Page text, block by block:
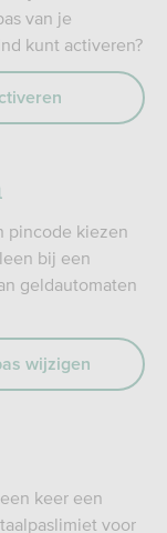
van je
kunt activeren?
pincode kiezen
bij een
geldautomaten
wijzigen
keer een
voor